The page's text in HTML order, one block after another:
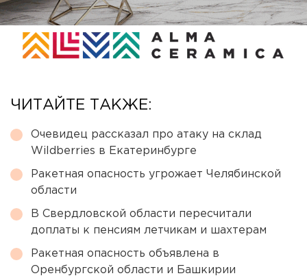
ЧИТАЙТЕ ТАКЖЕ:
Очевидец рассказал про атаку на склад
Wildberries в Екатеринбурге
Ракетная опасность угрожает Челябинской
области
В Свердловской области пересчитали
доплаты к пенсиям летчикам и шахтерам
Ракетная опасность объявлена в
Оренбургской области и Башкирии